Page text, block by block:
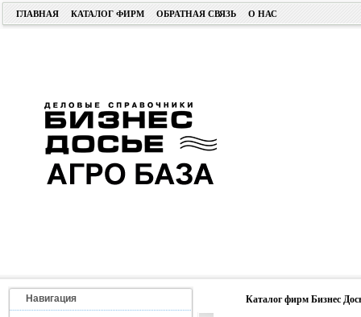
ГЛАВНАЯ КАТАЛОГ ФИРМ ОБРАТНАЯ СВЯЗЬ О НАС
Навигация Каталог фирм Бизнес